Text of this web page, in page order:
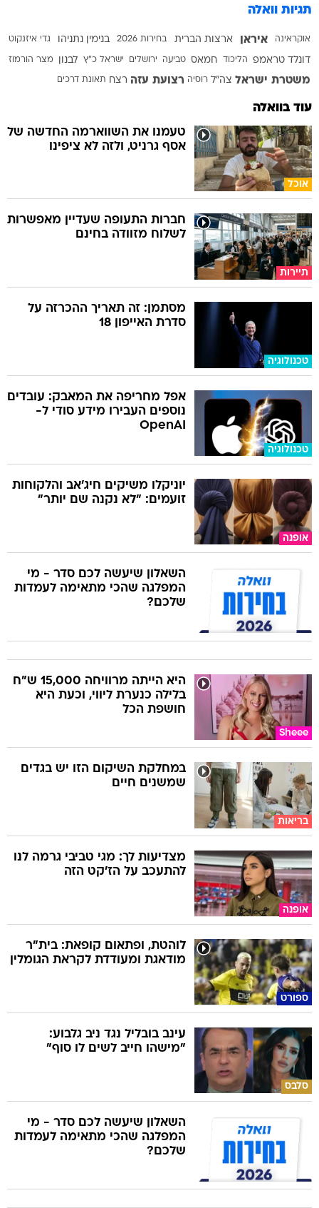
תגיות וואלה
אוקראינה איראן ארצות הברית בחירות 2026 בנימין נתניהו גדי איזנקוט
דונלד טראמפ הליכוד חמאס טביעה ירושלים ישראל כ"ץ לבנון מצר הורמוז
משטרת ישראל צה"ל רוסיה רצועת עזה רצח תאונת דרכים
עוד בוואלה
אוכל
טעמנו את השווארמה החדשה של
אסף גרניט, ולזה לא ציפינו
תיירות
חברות התעופה שעדיין מאפשרות
לשלוח מזוודה בחינם
טכנולוגיה
מסתמן: זה תאריך ההכרזה על
סדרת האייפון 18
טכנולוגיה
אפל מחריפה את המאבק: עובדים
נוספים העבירו מידע סודי ל-
OpenAI
אופנה
יוניקלו משיקים חיג'אב והלקוחות
זועמים: "לא נקנה שם יותר"
השאלון שיעשה לכם סדר - מי
המפלגה שהכי מתאימה לעמדות
שלכם?
Sheee
היא הייתה מרוויחה 15,000 ש"ח
בלילה כנערת ליווי, וכעת היא
חושפת הכל
בריאות
במחלקת השיקום הזו יש בגדים
שמשנים חיים
אופנה
מצדיעות לך: מגי טביבי גרמה לנו
להתעכב על הז'קט הזה
ספורט
לוהטת, ופתאום קופאת: בית"ר
מודאגת ומעודדת לקראת הגומלין
סלבס
עינב בובליל נגד ניב גלבוע:
"מישהו חייב לשים לו סוף"
השאלון שיעשה לכם סדר - מי
המפלגה שהכי מתאימה לעמדות
שלכם?